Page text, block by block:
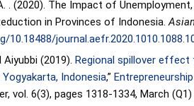
. (2020). The Impact of
in Provinces of Indonesia.
10.18488/
(2019). Regional spillover effect
Indonesia,”
vol. 6(3), pages 1318-1334, March (Q1)